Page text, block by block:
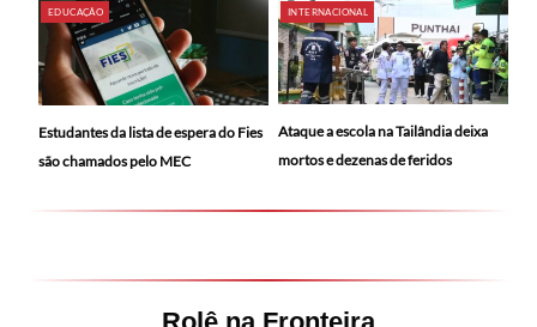
EDUCAÇÃO
Estudantes da lista de espera do Fies
são chamados pelo MEC
INTERNACIONAL
Ataque a escola na Tailândia deixa
mortos e dezenas de feridos
Rolê na Fronteira